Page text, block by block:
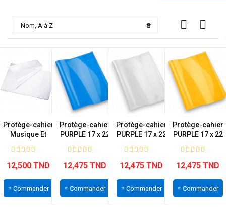
Nom, A à Z 
Protège-cahier
Musique Et
12,500 TND
Commander
Protège-cahier
PURPLE 17 x 22
12,475 TND
Commander
Protège-cahier
PURPLE 17 x 22
12,475 TND
Commander
Protège-cahier
PURPLE 17 x 22
12,475 TND
Commander